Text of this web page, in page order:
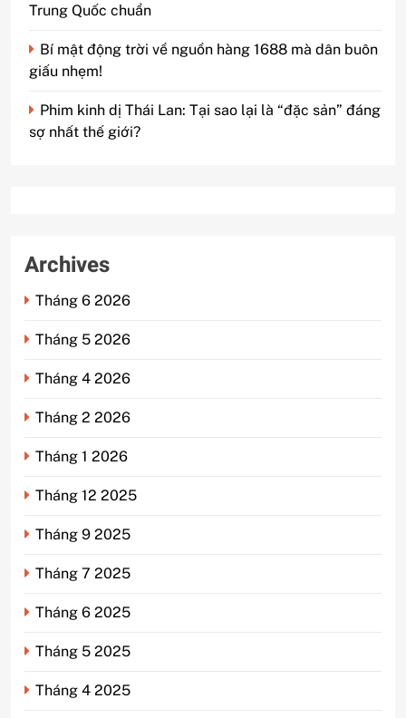
Trung Quốc chuẩn
Bí mật động trời về nguồn hàng 1688 mà dân buôn
giấu nhẹm!
Phim kinh dị Thái Lan: Tại sao lại là “đặc sản” đáng
sợ nhất thế giới?
Archives
Tháng 6 2026
Tháng 5 2026
Tháng 4 2026
Tháng 2 2026
Tháng 1 2026
Tháng 12 2025
Tháng 9 2025
Tháng 7 2025
Tháng 6 2025
Tháng 5 2025
Tháng 4 2025